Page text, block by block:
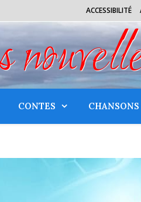
ACCESSIBILITÉ
CONTES CHANSONS